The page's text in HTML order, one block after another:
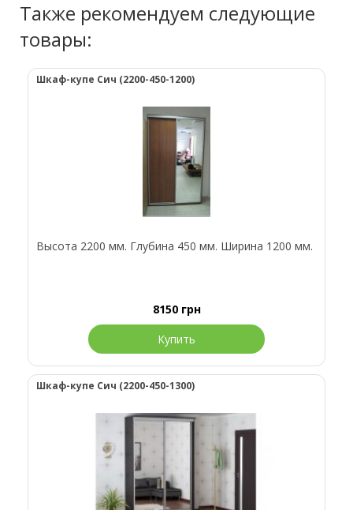
Также рекомендуем следующие
товары:
Шкаф-купе Сич (2200-450-1200)
Высота 2200 мм. Глубина 450 мм. Ширина 1200 мм.
8150 грн
Купить
Шкаф-купе Сич (2200-450-1300)